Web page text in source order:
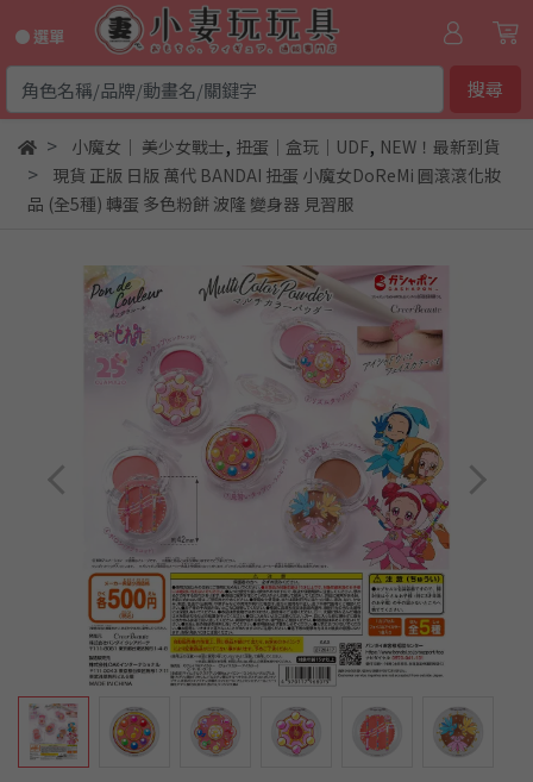
● 選單
搜尋
小魔女｜ 美少女戰士, 扭蛋｜盒玩｜UDF, NEW！最新到貨
現貨 正版 日版 萬代 BANDAI 扭蛋 小魔女DoReMi 圓滾滾化妝
品 (全5種) 轉蛋 多色粉餅 波隆 變身器 見習服